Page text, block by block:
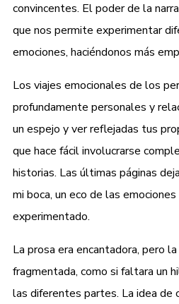
convincentes. El poder de la
que nos permite experimentar
emociones, haciéndonos más
Los viajes emocionales de los
profundamente personales y
un espejo y ver reflejadas tus
que hace fácil involucrarse
historias. Las últimas páginas
mi boca, un eco de las emociones
experimentado.
La prosa era encantadora, pero
fragmentada, como si faltara un
las diferentes partes. La idea de